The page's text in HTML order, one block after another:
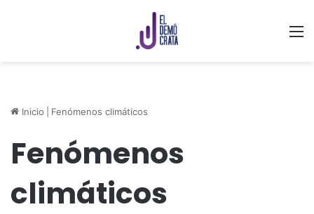
Inicio Fenómenos climáticos
Fenómenos
climáticos